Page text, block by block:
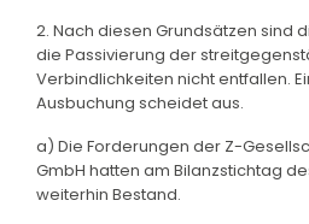
2. Nach diesen Grundsätzen sind
die Passivierung der
Verbindlichkeiten nicht entfallen.
Ausbuchung scheidet aus.
a) Die Forderungen der Z-
GmbH hatten am Bilanzstichtag
weiterhin Bestand.